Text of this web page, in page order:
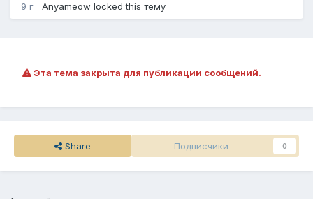
9 г Anyameow locked this тему
Эта тема закрыта для публикации сообщений.
Share Подписчики 0